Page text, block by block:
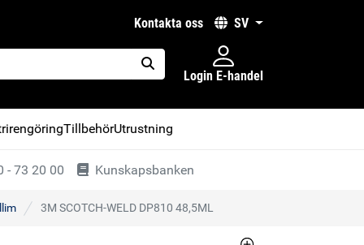
kontakta oss SV
placeholder.search
Login E-handel
TillbehörUtrustning
- 73 20 00 Kunskapsbanken
3M SCOTCH-WELD DP810 48,5ML